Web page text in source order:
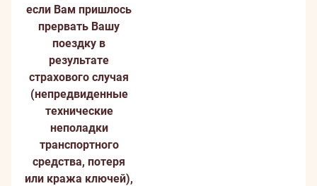
если Вам пришлось
прервать Вашу
поездку в
результате
страхового случая
(непредвиденные
технические
неполадки
транспортного
средства, потеря
или кража ключей),